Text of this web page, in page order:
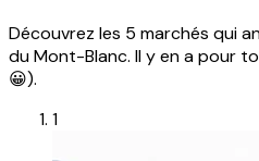
Découvrez les 5 marchés qui
du Mont-Blanc. Il y en a pour
😀).
1